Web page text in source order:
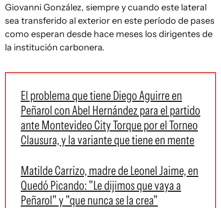
Giovanni González, siempre y cuando este lateral
sea transferido al exterior en este período de pases
como esperan desde hace meses los dirigentes de
la institución carbonera.
El problema que tiene Diego Aguirre en
Peñarol con Abel Hernández para el partido
ante Montevideo City Torque por el Torneo
Clausura, y la variante que tiene en mente
Matilde Carrizo, madre de Leonel Jaime, en
Quedó Picando: "Le dijimos que vaya a
Peñarol" y "que nunca se la crea"